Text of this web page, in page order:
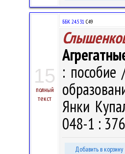
15
полный
текст
ББК 24.531 С49
:
Янки
048-1 :
Добавить в корзину